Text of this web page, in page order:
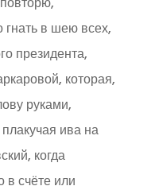
гнать в шею всех,
президента,
которая,
руками,
ива на
когда
в счёте или